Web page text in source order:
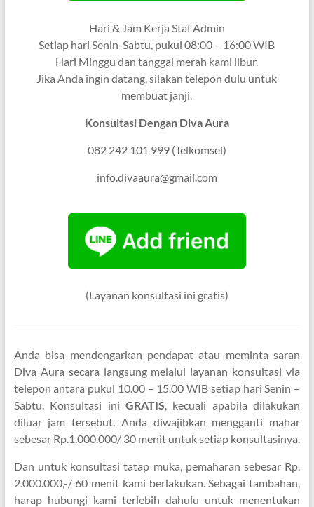
Hari & Jam Kerja Staf Admin
Setiap hari Senin-Sabtu, pukul 08:00 – 16:00 WIB
Hari Minggu dan tanggal merah kami libur.
Jika Anda ingin datang, silakan telepon dulu untuk
membuat janji.
Konsultasi Dengan Diva Aura
082 242 101 999 (Telkomsel)
info.divaaura@gmail.com
(Layanan konsultasi ini gratis)
Anda bisa mendengarkan pendapat atau meminta saran
Diva Aura secara langsung melalui layanan konsultasi via
telepon antara pukul 10.00 – 15.00 WIB setiap hari Senin –
Sabtu. Konsultasi ini GRATIS , kecuali apabila dilakukan
diluar jam tersebut. Anda diwajibkan mengganti mahar
sebesar Rp.1.000.000/ 30 menit untuk setiap konsultasinya.
Dan untuk konsultasi tatap muka, pemaharan sebesar Rp.
2.000.000,-/ 60 menit kami berlakukan. Sebagai tambahan,
harap hubungi kami terlebih dahulu untuk menentukan